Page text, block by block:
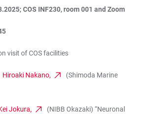
COS INF230, room 001 and Zoom
visit of COS facilities
Hiroaki Nakano,
(Shimoda Marine
Jokura,
(NIBB Okazaki) “Neuronal